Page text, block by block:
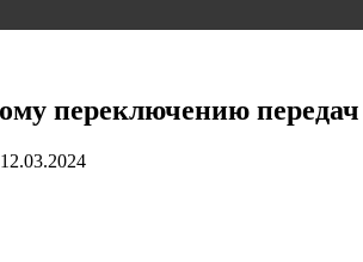
переключению передач
12.03.2024